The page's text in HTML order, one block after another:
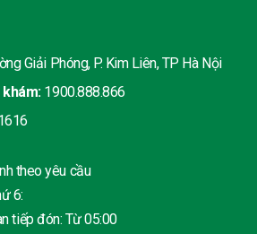
Giải Phóng, P. Kim Liên, TP Hà Nội
1900.888.866
theo yêu cầu
6:
đón: Từ 05:00